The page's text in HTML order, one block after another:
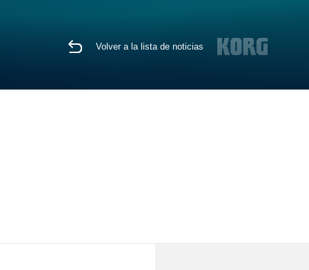
Volver a la lista de noticias